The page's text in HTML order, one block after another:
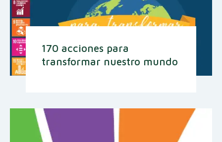
170 acciones para
transformar nuestro mundo